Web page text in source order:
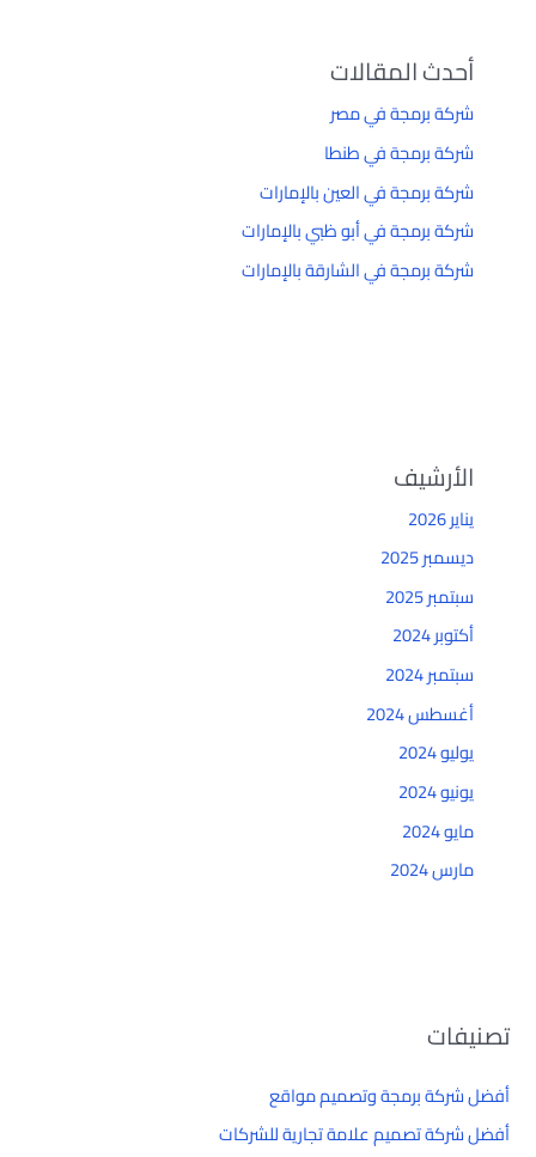
أحدث المقالات
شركة برمجة في مصر
شركة برمجة في طنطا
شركة برمجة في العين بالإمارات
شركة برمجة في أبو ظبي بالإمارات
شركة برمجة في الشارقة بالإمارات
الأرشيف
يناير 2026
ديسمبر 2025
سبتمبر 2025
أكتوبر 2024
سبتمبر 2024
أغسطس 2024
يوليو 2024
يونيو 2024
مايو 2024
مارس 2024
تصنيفات
أفضل شركة برمجة وتصميم مواقع
أفضل شركة تصميم علامة تجارية للشركات